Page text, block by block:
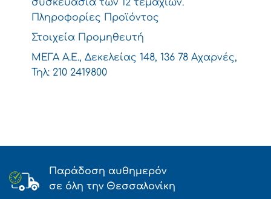
συσκευασία των 12 τεμαχίων.
Πληροφορίες Προϊόντος
Στοιχεία Προμηθευτή
ΜΕΓΑ Α.Ε., Δεκελείας 148, 136 78 Αχαρνές,
Τηλ: 210 2419800
Παράδοση αυθημερόν
σε όλη την Θεσσαλονίκη